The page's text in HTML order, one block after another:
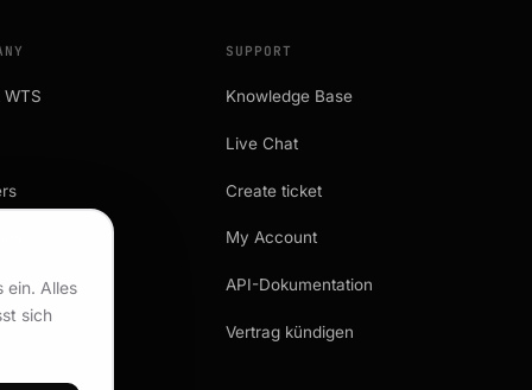
WTS
SUPPORT
Knowledge Base
Live Chat
Create ticket
My Account
API-Dokumentation
Vertrag kündigen
ein. Alles
sich